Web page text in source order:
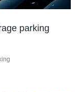
parking